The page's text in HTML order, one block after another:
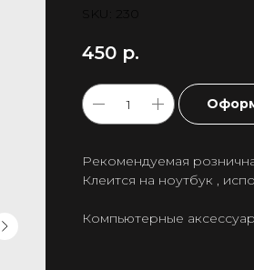
230
450 р.
Рекомендуемая
Клеится на ноутбук ,
Компьютерные